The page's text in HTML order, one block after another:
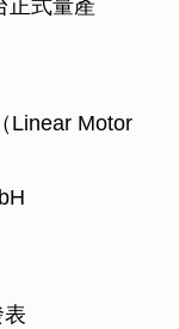
正式量產
Linear Motor